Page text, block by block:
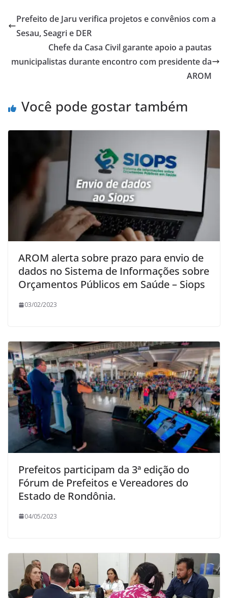
Prefeito de Jaru verifica projetos e convênios com a
Sesau, Seagri e DER
Chefe da Casa Civil garante apoio a pautas
municipalistas durante encontro com presidente da
AROM
Você pode gostar também
AROM alerta sobre prazo para envio de
dados no Sistema de Informações sobre
Orçamentos Públicos em Saúde – Siops
03/02/2023
Prefeitos participam da 3ª edição do
Fórum de Prefeitos e Vereadores do
Estado de Rondônia.
04/05/2023